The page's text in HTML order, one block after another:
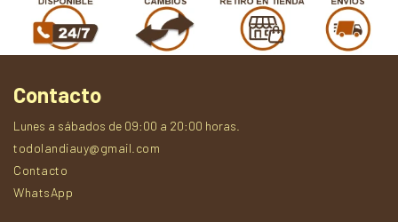
Contacto
Lunes a sábados de 09:00 a 20:00 horas.
todolandiauy@gmail.com
Contacto
WhatsApp